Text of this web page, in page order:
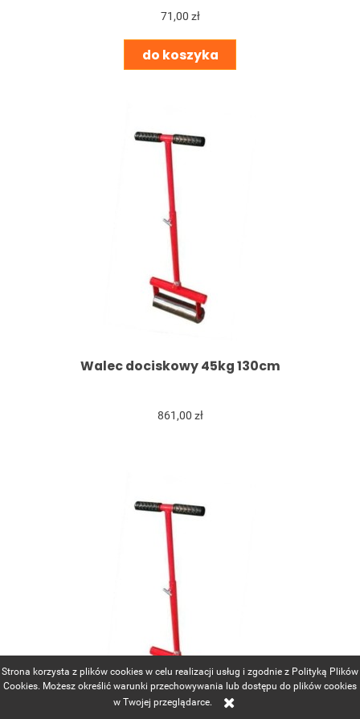
Strona korzysta z plików cookies w celu realizacji usług i zgodnie z Polityką Plików
Cookies. Możesz określić warunki przechowywania lub dostępu do plików cookies
w Twojej przeglądarce.
71,00 zł
do koszyka
Walec dociskowy 45kg 130cm
861,00 zł